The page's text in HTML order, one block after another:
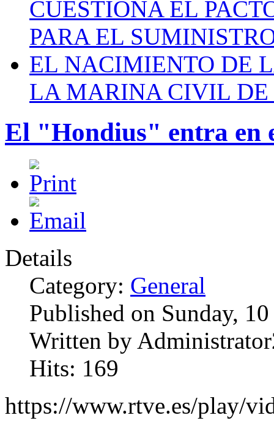
CUESTIONA EL
PARA EL
EL NACIMIENTO DE
LA MARINA CIVIL DE
El "Hondius" entra en
Details
Category: General
Published on Sunday,
Written by
Hits: 169
https://www.rtve.es/play/